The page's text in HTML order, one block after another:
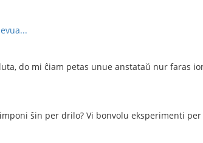
do mi ĉiam petas unue anstataŭ nur faras
ŝin per drilo? Vi bonvolu eksperimenti